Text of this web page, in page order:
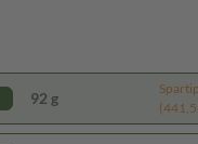
92 g